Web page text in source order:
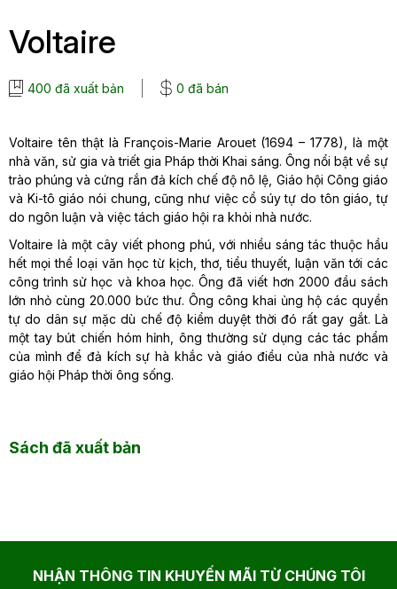
Voltaire
400 đã xuất bản 0 đã bán
Voltaire tên thật là François-Marie Arouet (1694 – 1778), là một
nhà văn, sử gia và triết gia Pháp thời Khai sáng. Ông nổi bật về sự
trào phúng và cứng rắn đả kích chế độ nô lệ, Giáo hội Công giáo
và Ki-tô giáo nói chung, cũng như việc cổ súy tự do tôn giáo, tự
do ngôn luận và việc tách giáo hội ra khỏi nhà nước.
Voltaire là một cây viết phong phú, với nhiều sáng tác thuộc hầu
hết mọi thể loại văn học từ kịch, thơ, tiểu thuyết, luận văn tới các
công trình sử học và khoa học. Ông đã viết hơn 2000 đầu sách
lớn nhỏ cùng 20.000 bức thư. Ông công khai ủng hộ các quyền
tự do dân sự mặc dù chế độ kiểm duyệt thời đó rất gay gắt. Là
một tay bút chiến hóm hỉnh, ông thường sử dụng các tác phẩm
của mình để đả kích sự hà khắc và giáo điều của nhà nước và
giáo hội Pháp thời ông sống.
Sách đã xuất bản
NHẬN THÔNG TIN KHUYẾN MÃI TỪ CHÚNG TÔI